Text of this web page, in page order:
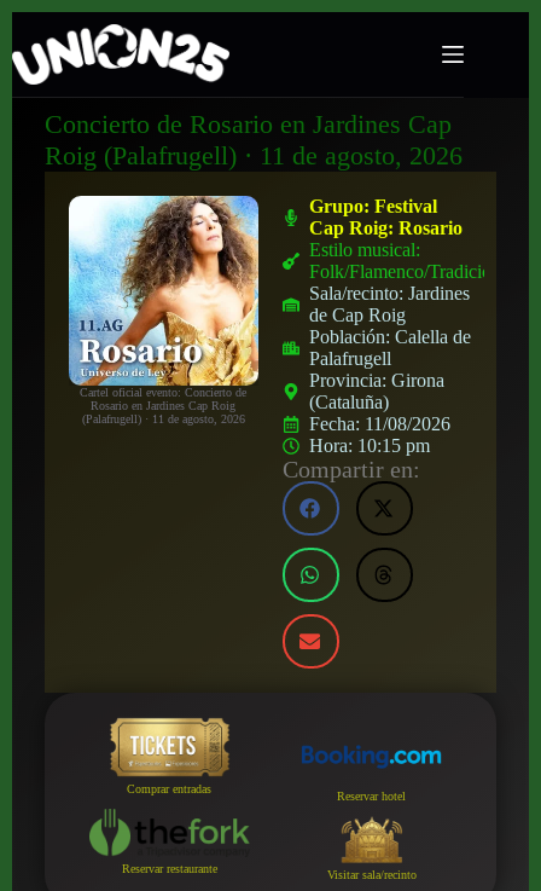
Concierto de Rosario en Jardines Cap
Roig (Palafrugell) · 11 de agosto, 2026
Cartel oficial evento: Concierto de
Rosario en Jardines Cap Roig
(Palafrugell) · 11 de agosto, 2026
Grupo:Festival
Cap Roig: Rosario
Estilo musical:
Folk/Flamenco/Tradicional
Sala/recinto:Jardines
de Cap Roig
Población:Calella de
Palafrugell
Provincia:Girona
(Cataluña)
Fecha: 11/08/2026
Hora: 10:15 pm
Compartir en:
Comprar entradas
Reservar hotel
Reservar restaurante Visitar sala/recinto